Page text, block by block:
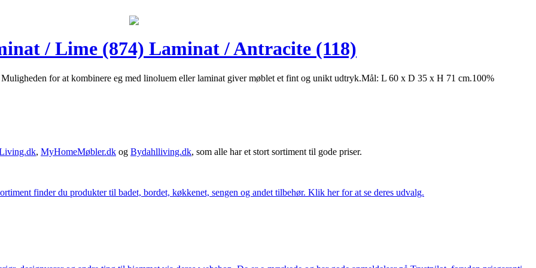
/ Lime (874) Laminat / Antracite (118)
for at kombinere eg med linoluem eller laminat giver møblet et fint og unikt udtryk.Mål: L 60 x D 35 x H 71 cm.100%
, MyHomeMøbler.dk og Bydahlliving.dk, som alle har et stort sortiment til gode priser.
finder du produkter til badet, bordet, køkkenet, sengen og andet tilbehør. Klik her for at se deres udvalg.